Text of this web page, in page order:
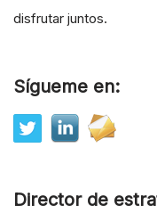
disfrutar juntos.
Sígueme en:
Director de